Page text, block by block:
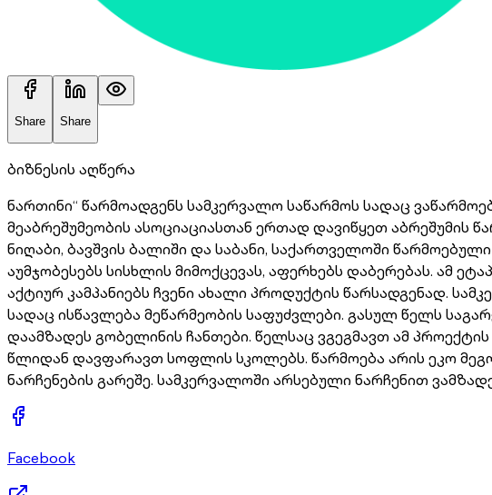
Share Share
ბიზნესის აღწერა
ნართინი“ წარმოადგენს სამკერვალო საწარმოს სადაც
მეაბრეშუმეობის ასოციაციასთან ერთად დავიწყეთ აბრეშუმის
ნიღაბი, ბავშვის ბალიში და საბანი, საქართველოში
აუმჯობესებს სისხლის მიმოქცევას, აფერხებს დაბერებას. ამ
აქტიურ კამპანიებს ჩვენი ახალი პროდუქტის წარსადგენად.
სადაც ისწავლება მეწარმეობის საფუძვლები. გასულ წელს
დაამზადეს გობელინის ჩანთები. წელსაც ვგეგმავთ ამ
წლიდან დავფარავთ სოფლის სკოლებს. წარმოება არის ეკო
ნარჩენების გარეშე. სამკერვალოში არსებული ნარჩენით
Facebook